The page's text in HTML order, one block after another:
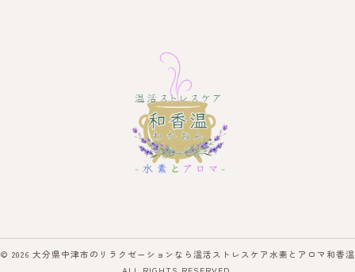
© 2026 大分県中津市のリラクゼーションなら温活ストレスケア水素とアロマ和香温